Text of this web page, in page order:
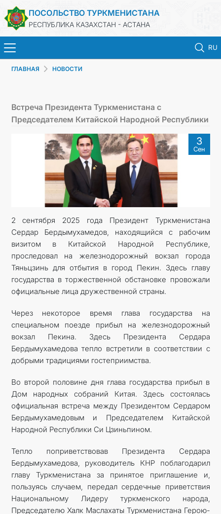
ПОСОЛЬСТВО ТУРКМЕНИСТАНА
РЕСПУБЛИКА КАЗАХСТАН - АСТАНА
RU
ТУРКМЕНИСТАН
КОНСУЛЬСКИЕ УСЛУГИ
МИД
КОНТАКТНЫЕ ДАННЫЕ
ГЛАВНАЯ НОВОСТИ
Встреча Президента Туркменистана с
Председателем Китайской Народной Республики
3
Сен
2 сентября 2025 года Президент Туркменистана
Сердар Бердымухамедов, находящийся с рабочим
визитом в Китайской Народной Республике,
проследовал на железнодорожный вокзал города
Тяньцзинь для отбытия в город Пекин. Здесь главу
государства в торжественной обстановке провожали
официальные лица дружественной страны.
Через некоторое время глава государства на
специальном поезде прибыл на железнодорожный
вокзал Пекина. Здесь Президента Сердара
Бердымухамедова тепло встретили в соответствии с
добрыми традициями гостеприимства.
Во второй половине дня глава государства прибыл в
Дом народных собраний Китая. Здесь состоялась
официальная встреча между Президентом Сердаром
Бердымухамедовым и Председателем Китайской
Народной Республики Си Цзиньпином.
Тепло поприветствовав Президента Сердара
Бердымухамедова, руководитель КНР поблагодарил
главу Туркменистана за принятое приглашение и,
пользуясь случаем, передал сердечные приветствия
Национальному Лидеру туркменского народа,
Председателю Халк Маслахаты Туркменистана Герою-